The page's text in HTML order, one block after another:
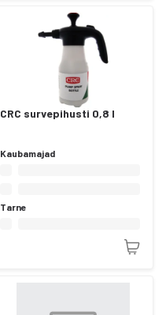
CRC survepihusti 0,8 l
Kaubamajad
Tarne